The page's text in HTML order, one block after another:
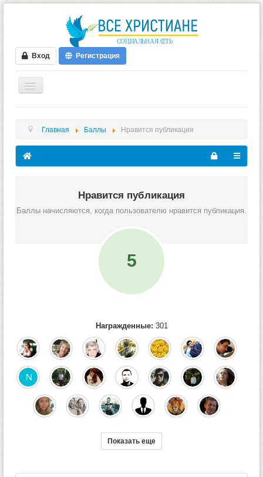
Вход Регистрация
ФОРУМ
ВИДЕО
БИБЛИЯ
Главная Баллы Нравится публикация
Нравится публикация
Баллы начисляются, когда пользователю нравится публикация.
5
Награжденные: 301
Показать еще